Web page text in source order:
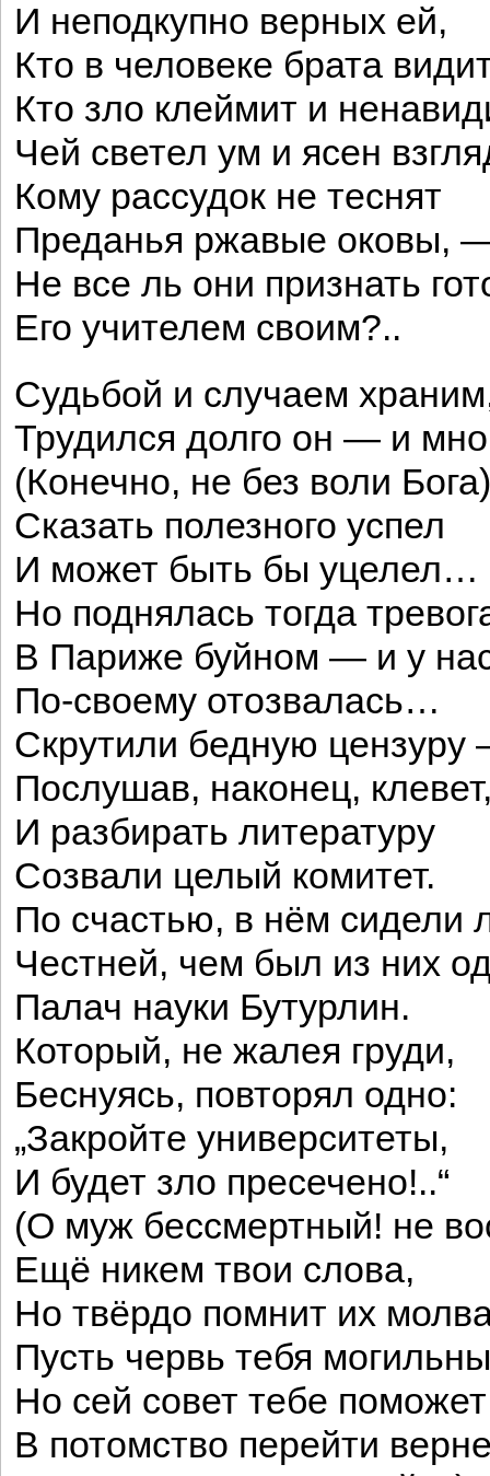
И неподкупно верных ей,
Кто в человеке брата
Кто зло клеймит и
Чей светел ум и ясен
Кому рассудок не теснят
Преданья ржавые оковы,
Не все ль они признать
Его учителем своим?..
Судьбой и случаем
Трудился долго он — и
(Конечно, не без воли Бога)
Сказать полезного успел
И может быть бы уцелел…
Но поднялась тогда
В Париже буйном — и у
По-своему отозвалась…
Скрутили бедную цензуру
Послушав, наконец,
И разбирать литературу
Созвали целый комитет.
По счастью, в нём сидели
Честней, чем был из них
Палач науки Бутурлин.
Который, не жалея груди,
Беснуясь, повторял одно:
„Закройте университеты,
И будет зло пресечено!..“
(О муж бессмертный! не
Ещё никем твои слова,
Но твёрдо помнит их
Пусть червь тебя
Но сей совет тебе поможет
В потомство перейти